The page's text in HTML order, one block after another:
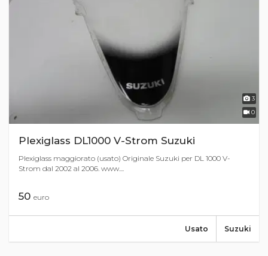
3
0
Plexiglass DL1000 V-Strom Suzuki
Plexiglass maggiorato (usato) Originale Suzuki per DL 1000 V-
Strom dal 2002 al 2006. www....
50 euro
Suzuki
Usato